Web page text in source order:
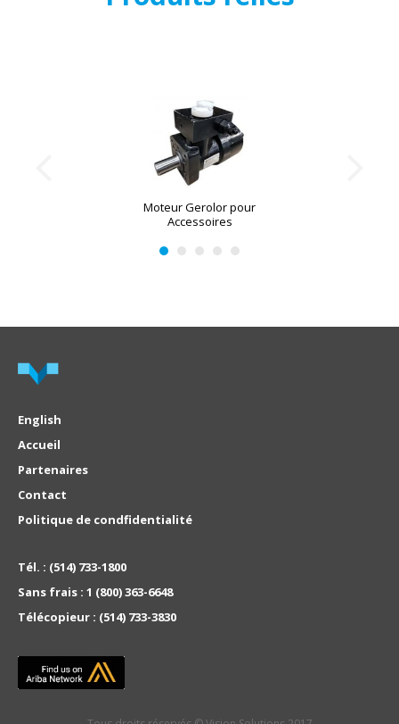
Moteur Gerolor pour
Accessoires
English
Accueil
Partenaires
Contact
Politique de condfidentialité
Tél. : (514) 733-1800
Sans frais : 1 (800) 363-6648
Télécopieur : (514) 733-3830